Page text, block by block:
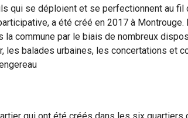
qui se déploient et se perfectionnent au fil
a été créé en 2017 à Montrouge.
la commune par le biais de nombreux
les balades urbaines, les concertations et